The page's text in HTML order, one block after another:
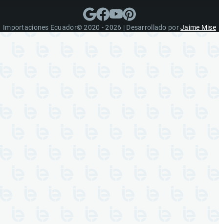
Importaciones Ecuador© 2020 - 2026 | Desarrollado porJaime Mise